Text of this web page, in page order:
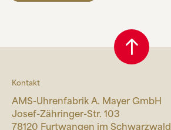
Kontakt
AMS-Uhrenfabrik A. Mayer GmbH
Josef-Zähringer-Str. 103
78120 Furtwangen im Schwarzwald